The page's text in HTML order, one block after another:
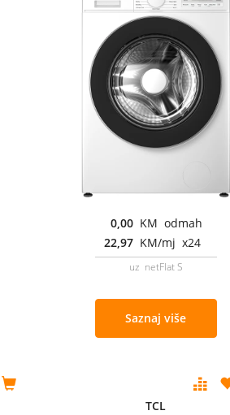
0,00 KM odmah
22,97 KM/mj x24
uz netFlat S
Saznaj više
TCL